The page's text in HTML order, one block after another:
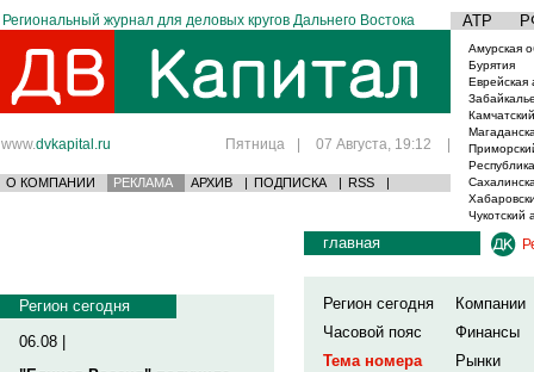
Региональный журнал для деловых кругов Дальнего Востока АТР
www.dvkapital.ru Пятница | 07 Августа, 19:12 |
О КОМПАНИИ РЕКЛАМА АРХИВ | ПОДПИСКА | RSS |
Амурская
Бурятия
Еврейская
Чукотский
Регион сегодня
06.08 |
главная
Регион сегодня
Компании
Часовой пояс
Финансы
Тема номера
Рынки